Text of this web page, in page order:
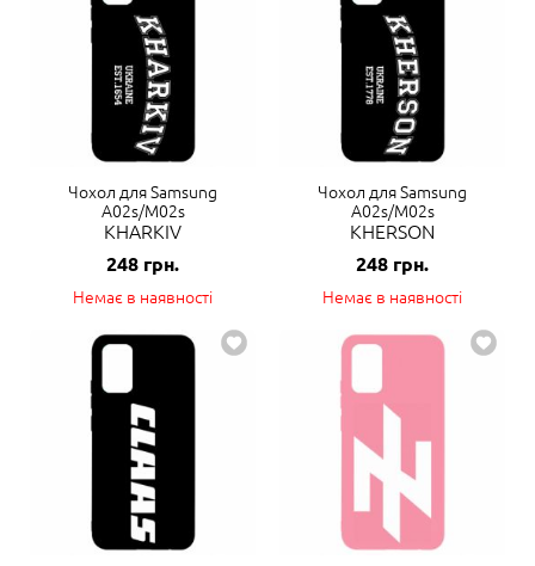
Чохол для Samsung
A02s/M02s
KHARKIV
248 грн.
Немає в наявності
Чохол для Samsung
A02s/M02s
KHERSON
248 грн.
Немає в наявності